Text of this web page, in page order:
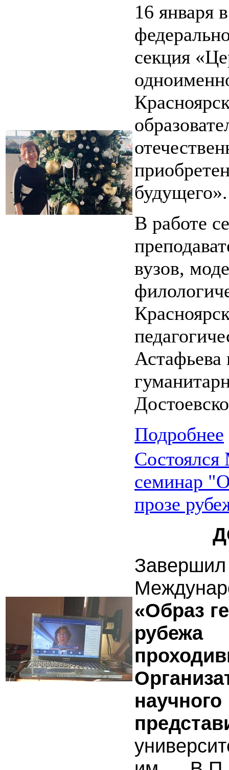
16 января
секция
будущего».
В работе
вузов,
Астафьева
Подробнее
семинар
прозе
«Образ